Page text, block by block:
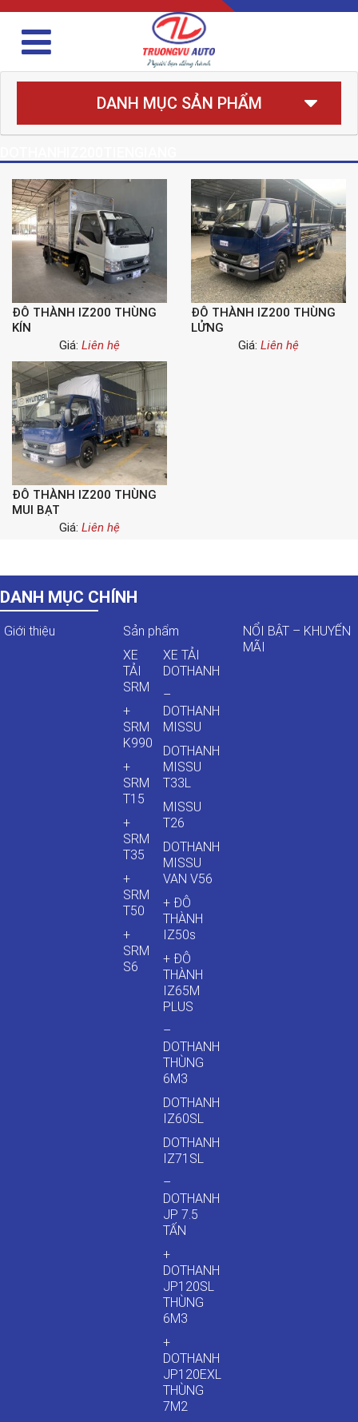
DANH MỤC SẢN PHẨM
ĐÔ THÀNH IZ200 THÙNG
KÍN
Giá: Liên hệ
ĐÔ THÀNH IZ200 THÙNG
LỬNG
Giá: Liên hệ
ĐÔ THÀNH IZ200 THÙNG
MUI BẠT
Giá: Liên hệ
DANH MỤC CHÍNH
Giới thiệu
Sản phẩm
XE
TẢI
SRM
+
SRM
K990
+
SRM
T15
+
SRM
T35
+
SRM
T50
+
SRM
S6
XE TẢI
DOTHANH
–
DOTHANH
MISSU
DOTHANH
MISSU
T33L
MISSU
T26
DOTHANH
MISSU
VAN V56
+ ĐÔ
THÀNH
IZ50s
+ ĐÔ
THÀNH
IZ65M
PLUS
–
DOTHANH
THÙNG
6M3
DOTHANH
IZ60SL
DOTHANH
IZ71SL
–
DOTHANH
JP 7.5
TẤN
+
DOTHANH
JP120SL
THÙNG
6M3
+
DOTHANH
JP120EXL
THÙNG
7M2
NỔI BẬT – KHUYẾN
MÃI